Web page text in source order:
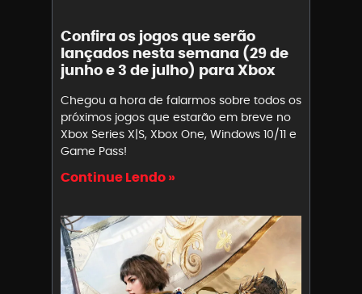
Confira os jogos que serão
lançados nesta semana (29 de
junho e 3 de julho) para Xbox
Chegou a hora de falarmos sobre todos os
próximos jogos que estarão em breve no
Xbox Series X|S, Xbox One, Windows 10/11 e
Game Pass!
Continue Lendo »